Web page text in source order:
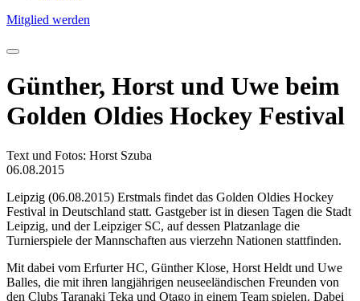
Mitglied werden
Günther, Horst und Uwe beim
Golden Oldies Hockey Festival
Text und Fotos: Horst Szuba
06.08.2015
Leipzig (06.08.2015) Erstmals findet das Golden Oldies Hockey
Festival in Deutschland statt. Gastgeber ist in diesen Tagen die Stadt
Leipzig, und der Leipziger SC, auf dessen Platzanlage die
Turnierspiele der Mannschaften aus vierzehn Nationen stattfinden.
Mit dabei vom Erfurter HC, Günther Klose, Horst Heldt und Uwe
Balles, die mit ihren langjährigen neuseeländischen Freunden von
den Clubs Taranaki Teka und Otago in einem Team spielen. Dabei